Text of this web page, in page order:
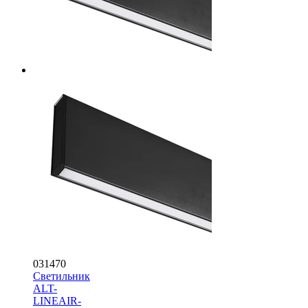
031470
Светильник
ALT-
LINEAIR-